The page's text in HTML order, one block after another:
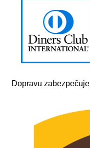
Dopravu zabezpečuje